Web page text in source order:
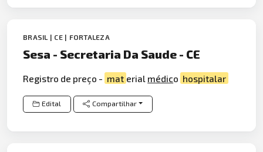
BRASIL | CE | FORTALEZA
Sesa - Secretaria Da Saude - CE
Registro de preço - mat erial médico hospitalar
Edital Compartilhar